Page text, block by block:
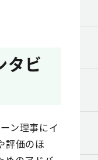
タビ
ン理事にイ
評価のほ